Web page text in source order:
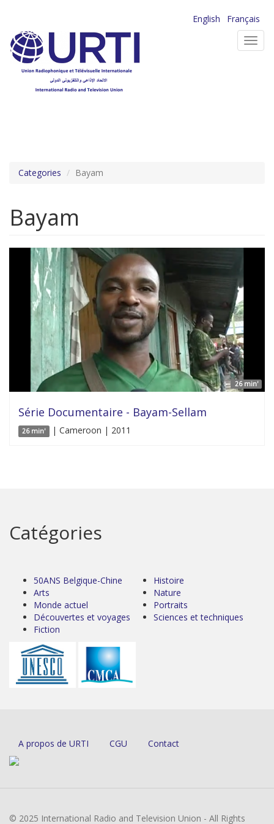
contenu
principal
English
Français
Categories Bayam
Bayam
26 min'
Série Documentaire - Bayam-Sellam
26 min' | Cameroon | 2011
Catégories
50ANS Belgique-Chine
Arts
Monde actuel
Découvertes et voyages
Fiction
Histoire
Nature
Portraits
Sciences et techniques
A propos de URTI CGU Contact
© 2025 International Radio and Television Union - All Rights